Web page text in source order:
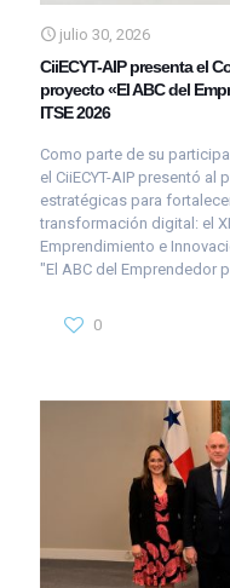
julio 30, 2026
CiiECYT-AIP presenta el
proyecto «El ABC del
ITSE 2026
Como parte de su
el CiiECYT-AIP presentó
estratégicas para
transformación digital: el
Emprendimiento e
"El ABC del Emprendedor
0